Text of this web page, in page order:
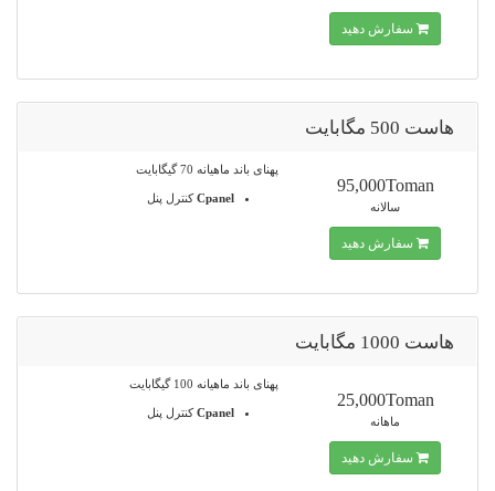
سفارش دهید
هاست 500 مگابایت
پهنای باند ماهیانه 70 گیگابایت
Cpanelکنترل پنل
95,000Toman
سالانه
سفارش دهید
هاست 1000 مگابایت
پهنای باند ماهیانه 100 گیگابایت
Cpanelکنترل پنل
25,000Toman
ماهانه
سفارش دهید